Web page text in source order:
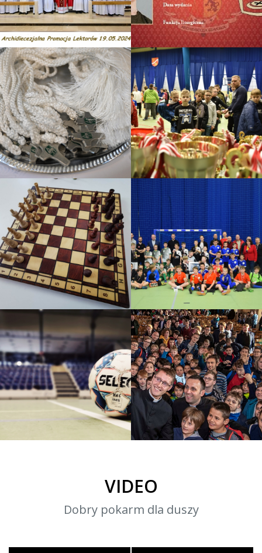
Promocja lektorska A. D.
2024
Lektorzy
Legitymacje Sużby
Liturgicznej
Promocja lektorów A.D.
2023
Szkoła lektora
Turniej o PUCHAR KNC
2023
Halowy turniej piłki nożnej
TURNIEJ SZACHOWY O
PUCHAR ŚW. POLIKARPA
Turniej o PUCHAR KNC
2022
Halowy turniej piłki nożnej
Turniej KNC 2020/2021
Halowy turniej piłki nożnej
Diecezjalna Pielgrzymka
2019
Akcje
VIDEO
Dobry pokarm dla duszy